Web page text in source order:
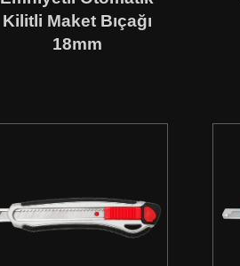
Kilitli Maket Bıçağı
18mm